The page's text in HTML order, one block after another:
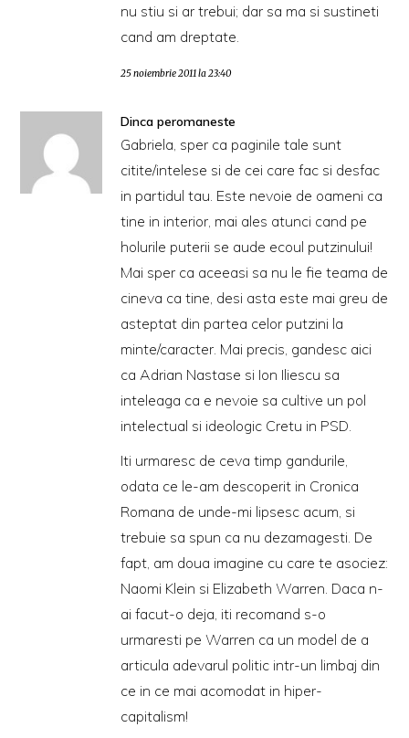
nu stiu si ar trebui; dar sa ma si sustineti
cand am dreptate.
25 noiembrie 2011 la 23:40
Dinca peromaneste
Gabriela, sper ca paginile tale sunt
citite/intelese si de cei care fac si desfac
in partidul tau. Este nevoie de oameni ca
tine in interior, mai ales atunci cand pe
holurile puterii se aude ecoul putzinului!
Mai sper ca aceeasi sa nu le fie teama de
cineva ca tine, desi asta este mai greu de
asteptat din partea celor putzini la
minte/caracter. Mai precis, gandesc aici
ca Adrian Nastase si Ion Iliescu sa
inteleaga ca e nevoie sa cultive un pol
intelectual si ideologic Cretu in PSD.
Iti urmaresc de ceva timp gandurile,
odata ce le-am descoperit in Cronica
Romana de unde-mi lipsesc acum, si
trebuie sa spun ca nu dezamagesti. De
fapt, am doua imagine cu care te asociez:
Naomi Klein si Elizabeth Warren. Daca n-
ai facut-o deja, iti recomand s-o
urmaresti pe Warren ca un model de a
articula adevarul politic intr-un limbaj din
ce in ce mai acomodat in hiper-
capitalism!